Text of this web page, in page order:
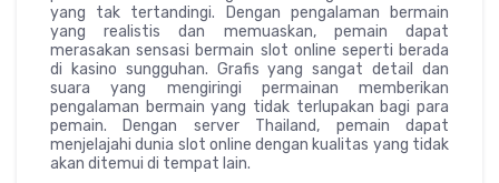
yang tak tertandingi. Dengan pengalaman bermain
yang realistis dan memuaskan, pemain dapat
merasakan sensasi bermain slot online seperti berada
di kasino sungguhan. Grafis yang sangat detail dan
suara yang mengiringi permainan memberikan
pengalaman bermain yang tidak terlupakan bagi para
pemain. Dengan server Thailand, pemain dapat
menjelajahi dunia slot online dengan kualitas yang tidak
akan ditemui di tempat lain.